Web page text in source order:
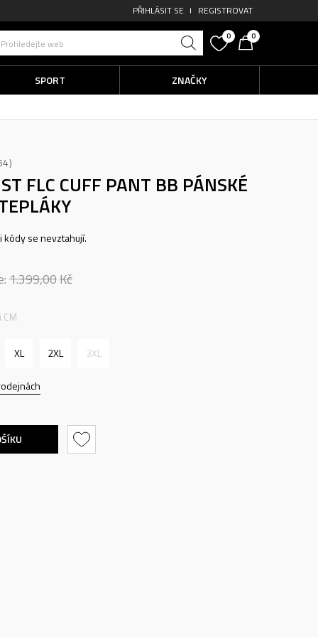
PŘIHLÁSIT SE REGISTROVAT
Prohledejte web
0 0
SPORT ZNAČKY
FLC CUFF PANT BB PÁNSKÉ
kódy se nevztahují.
1.399,00Kč
XL 2XL 3XL